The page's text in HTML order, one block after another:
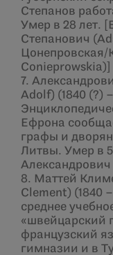
Степанов
Умер в 28 лет.
Степанович
Цонепровская/
Conieprowskia)]
7.
Adolf) (1840 (?)
Ефрона
графы и
Литвы. Умер в
Александрович
8. Маттей
Clement) (1840
среднее
«швейцарский
французский
гимназии и в